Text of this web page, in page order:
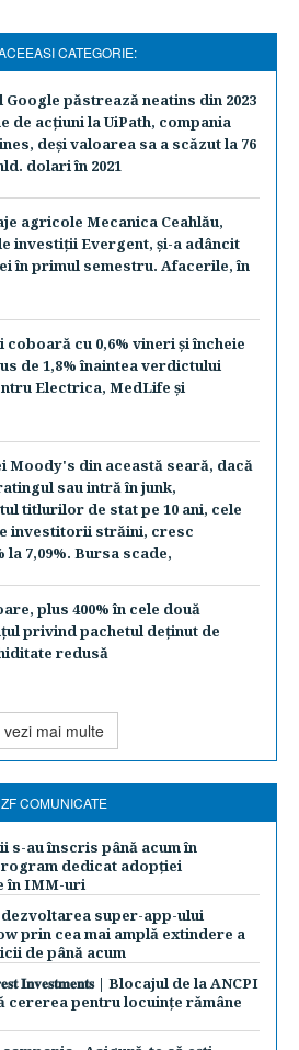
CATEGORIE:
păstrează neatins din 2023
de acţiuni la UiPath, compania
deşi valoarea sa a scăzut la 76
dolari în 2021
agricole Mecanica Ceahlău,
investiţii Evergent, şi-a adâncit
în primul semestru. Afacerile, în
cu 0,6% vineri şi încheie
de 1,8% înaintea verdictului
Electrica, MedLife şi
Moody's din această seară, dacă
sau intră în junk,
titlurilor de stat pe 10 ani, cele
investitorii străini, cresc
la 7,09%. Bursa scade,
plus 400% în cele două
privind pachetul deţinut de
redusă
vezi mai multe
ZF COMUNICATE
s-au înscris până acum în
dedicat adopției
în IMM-uri
super-app-ului
prin cea mai amplă extindere a
de până acum
𝐈𝐧𝐯𝐞𝐬𝐭𝐦𝐞𝐧𝐭𝐬 | Blocajul de la ANCPI
cererea pentru locuințe rămâne